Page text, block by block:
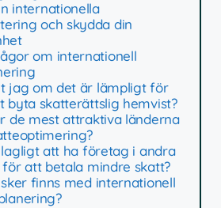
internationella
och skydda din
om internationell
jag om det är lämpligt för
byta skatterättslig hemvist?
de mest attraktiva länderna
att ha företag i andra
för att betala mindre skatt?
finns med internationell